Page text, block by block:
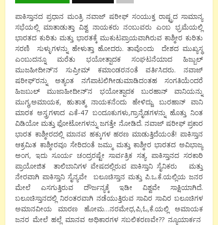
ಪಾಕಿಸ್ತಾನದ ಪ್ರಧಾನ ಮಂತ್ರಿ ನವಾಜ್ ಷರೀಫ್ ಸಂಯುಕ್ತ ರಾಷ್ಟ್ರದ ಸಾಮಾನ್ಯ
ಸಭೆಯಲ್ಲಿ ಮಾತಾಡುತ್ತಾ ವಿಶ್ವ ನಾಯಕರು ನಂಬುವರು ಎಂಬ ಭ್ರಮೆಯಲ್ಲಿ
ಭಾರತದ ಕುರಿತು ಮತ್ತು ಭಾರತಕ್ಕೆ ಮುಕುಟಪ್ರಾಯವಾಗಿರುವ ಕಾಶ್ಮೀರ ಕುರಿತು
ಸರಣಿ ಸುಳ್ಳುಗಳನ್ನು ಹೇಳುತ್ತಾ ಹೋದರು. ತಾವೊ೦ದು ದೇಶದ ಮುಖ್ಯಸ್ಥ
ಎಂಬುದನ್ನೂ ಮರೆತು ಭಯೋತ್ಪಾದಕ ಸಂಘಟನೆಯಾದ ಹಿಜ್ಬುಲ್
ಮುಜಹೀದೀನ್’ನ ಸುಪ್ರೀಮ್ ಕಮಾಂಡರನಂತೆ ವರ್ತಿಸಿದರು. ನವಾಜ್
ಷರೀಫ್’ರನ್ನು ಅತ್ಯಂತ ನಗೆಪಾಟಲಿಗೀಡುಮಾಡಿದ೦ತಹ ಸಂಗತಿಯೆಂದರೆ
ಹಿಜಬುಲ್ ಮುಜಾಹೀದೀನ್’ನ ಭಯೋತ್ಪಾದಕ ಬುರಹಾನ್ ವಾನಿಯನ್ನು
ಮುಗ್ಧ,ಅಮಾಯಕ, ಹುತಾತ್ಮ ನಾಯಕನೆಂದು ಹೇಳಿದ್ದು. ಬುರಹಾನ್ ವಾನಿ
ಮಾರಕ ಅಸ್ತ್ರಗಳಾದ ಎಕೆ-47 ಬಂದೂಕುಗಳು,ಗ್ರಾನೈಡಗಳನ್ನು ಹೊತ್ತು ನಿಂತ
ವಿಡಿಯೋ ಮತ್ತು ಫೋಟೋಗಳನ್ನು ಜಗತ್ತೇ ನೋಡಿದೆ. ನವಾಜ್ ಷರೀಫ್ ಪ್ರಕಾರ
ಭಾರತ ಕಾಶ್ಮೀರದಲ್ಲಿ ಮಾನವ ಹಕ್ಕುಗಳ ಹರಣ ಮಾಡುತ್ತಿದೆಯಂತೆ! ಪಾಕಿಸ್ತಾನ
ಆಕ್ರಮಿತ ಕಾಶ್ಮೀರವೂ ಸೇರಿದಂತೆ ಜಮ್ಮು ಮತ್ತು ಕಾಶ್ಮೀರ ಭಾರತದ ಅವಿಭಾಜ್ಯ
ಅಂಗ, ಇದು ಸೂರ್ಯ ಚಂದ್ರರಷ್ಟೇ ಸಾರ್ವತ್ರಿಕ ಸತ್ಯ. ಪಾಕಿಸ್ತಾನದ ಸರಕಾರಿ
ಪ್ರಾಯೋಜಿತ ತಾಲಿಬಾನಿಗಳ ವೇಷದಲ್ಲಿರುವ ಪಾಕಿಸ್ತಾನಿ ಸೈನಿಕರು ಮತ್ತು
ನೇರವಾಗಿ ಪಾಕಿಸ್ತಾನಿ ಸೈನ್ಯವೇ ಬಲೂಚಿಸ್ತಾನ ಮತ್ತು ಪಿ.ಒ.ಕೆ.ಯಲ್ಲಿಯ ಜನರ
ಮೇಲೆ ಎಸಗುತ್ತಿರುವ ದೌರ್ಜನ್ಯಕ್ಕೆ ಇಡೀ ವಿಶ್ವವೇ ಸಾಕ್ಷಿಯಾಗಿದೆ.
ಬಲೂಚಿಸ್ತಾನದಲ್ಲಿ ನಿರಂತರವಾಗಿ ನಡೆಯುತ್ತಿರುವ ಸಾವಿರ ಸಾವಿರ ಬಲೂಚಿಗಳ
ಅಮಾನವೀಯ ಮಾರಣ ಹೋಮ…ನರಮೇಧ,ಪಿ,ಓ,ಕೆ.ಯಲ್ಲಿ ಅಮಾಯಕ
ಜನರ ಮೇಲೆ ಹಲ್ಲೆ ಮಾನವ ಅಧಿಕಾರಗಳ ಸಬಲಿಕರಣವೇ?? ನ್ಯೂಯಾರ್ಕನ